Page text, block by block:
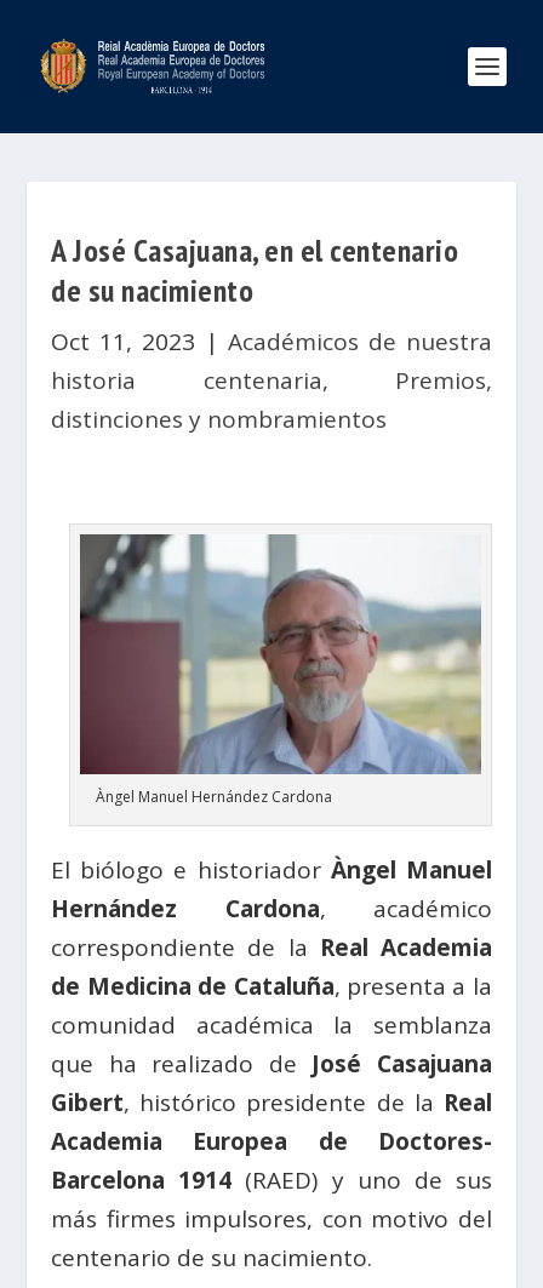
A José Casajuana, en el centenario
de su nacimiento
Oct 11, 2023 | Académicos de nuestra
historia centenaria, Premios,
distinciones y nombramientos
Àngel Manuel Hernández Cardona
El biólogo e historiador Àngel Manuel
Hernández Cardona, académico
correspondiente de la Real Academia
de Medicina de Cataluña, presenta a la
comunidad académica la semblanza
que ha realizado de José Casajuana
Gibert, histórico presidente de la Real
Academia Europea de Doctores-
Barcelona 1914 (RAED) y uno de sus
más firmes impulsores, con motivo del
centenario de su nacimiento.